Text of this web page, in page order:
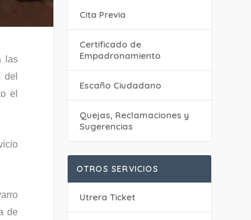
las
el
de
Cita Previa
Certificado de
Empadronamiento
Escaño Ciudadano
Quejas, Reclamaciones y
Sugerencias
OTROS SERVICIOS
Utrera Ticket